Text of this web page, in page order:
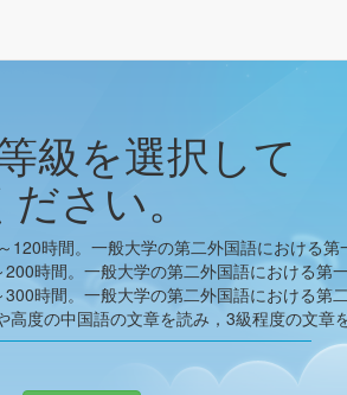
級を選択して
ださい。
120時間。一般大学の第二外国語における
時間。一般大学の第二外国語における第
時間。一般大学の第二外国語における第
高度の中国語の文章を読み，3級程度の文章